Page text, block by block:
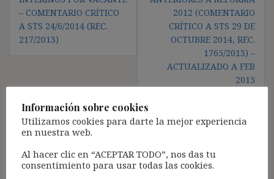
– COMENTARIO CRÍTICO
A STS 24/6/2014 (REC.
217/2013)
2012 (COMENTARIO
CRÍTICO A STS 29 DE
OCTUBRE 2014, REC.
1765/2013) –
ACTUALIZADO A FEB
2015
Deja una respuesta
Tu dirección de correo electrónico no será publicada.
campos obligatorios están marcados con*
Información sobre cookies
Utilizamos cookies para darte la mejor experiencia
en nuestra web.
Al hacer clic en “ACEPTAR TODO”, nos das tu
consentimiento para usar todas las cookies.